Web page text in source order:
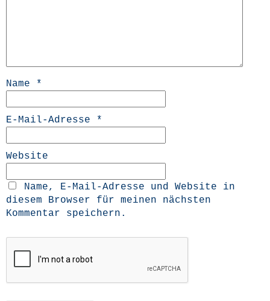
Name *
E-Mail-Adresse *
Website
Name, E-Mail-Adresse und Website in
diesem Browser für meinen nächsten
Kommentar speichern.